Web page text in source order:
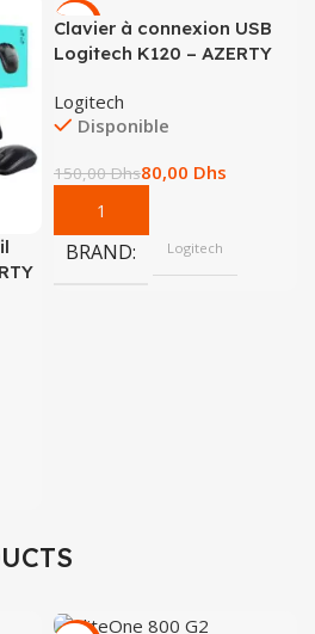
-47%
Clavier à connexion USB
Logitech K120 – AZERTY
Logitech
Disponible
150,00Dhs80,00 Dhs
BRAND Logitech